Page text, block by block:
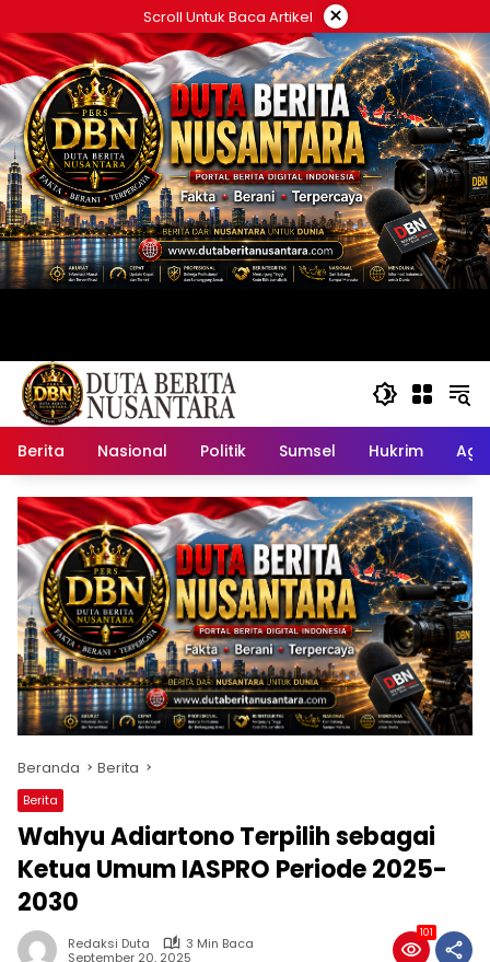
ke
konten
Scroll Untuk Baca Artikel ×
Berita Nasional Politik Sumsel Hukrim
Beranda Berita
Berita
Wahyu Adiartono Terpilih sebagai
Ketua Umum IASPRO Periode 2025-
2030
Redaksi Duta
3 Min Baca
September 20, 2025
101